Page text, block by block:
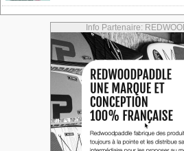
Info Partenaire: